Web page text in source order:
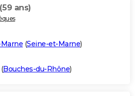
(59 ans)
(Seine-et-Marne)
(Bouches-du-Rhône)